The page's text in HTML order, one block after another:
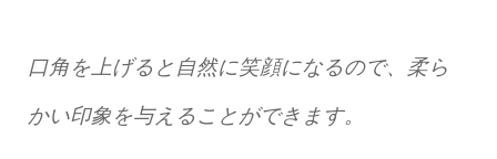
口角を上げると自然に笑顔になるので、柔ら
かい印象を与えることができます。